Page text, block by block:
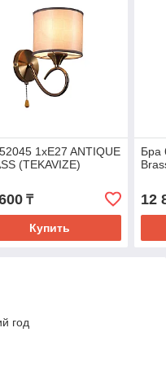
1xE27 ANTIQUE
(TEKAVIZE)
₸
Купить
Бра
12
год